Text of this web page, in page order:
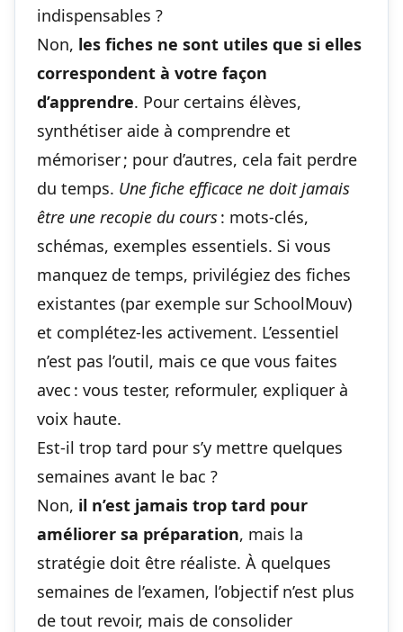
indispensables ?
Non, les fiches ne sont utiles que si elles
correspondent à votre façon
d’apprendre. Pour certains élèves,
synthétiser aide à comprendre et
mémoriser ; pour d’autres, cela fait perdre
du temps. Une fiche efficace ne doit jamais
être une recopie du cours: mots-clés,
schémas, exemples essentiels. Si vous
manquez de temps, privilégiez des fiches
existantes (par exemple sur SchoolMouv)
et complétez-les activement. L’essentiel
n’est pas l’outil, mais ce que vous faites
avec : vous tester, reformuler, expliquer à
voix haute.
Est-il trop tard pour s’y mettre quelques
semaines avant le bac ?
Non, il n’est jamais trop tard pour
améliorer sa préparation, mais la
stratégie doit être réaliste. À quelques
semaines de l’examen, l’objectif n’est plus
de tout revoir, mais de consolider